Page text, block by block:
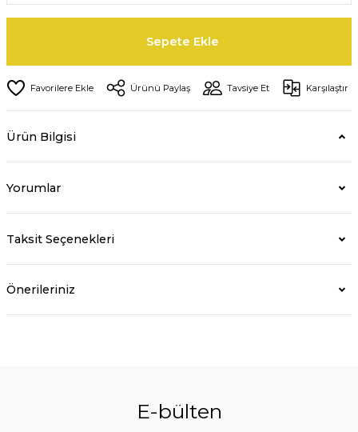
Sepete Ekle
Ürünü Paylaş Tavsiye Et Karşılaştır
Ürün Bilgisi
Yorumlar
Taksit Seçenekleri
Önerileriniz
E-bülten